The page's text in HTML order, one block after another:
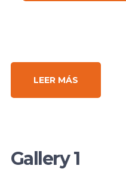
LEER MÁS
Gallery 1